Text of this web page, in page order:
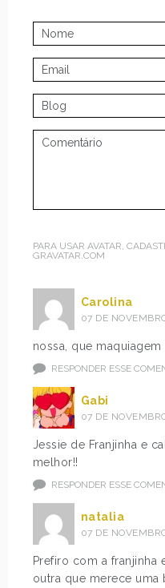
PARA USAR AVATAR,
GRAVATAR.COM
Carolina
07 DE
nossa, que maquiagem
RESPONDER ESSE
Gabi
07 DE
Jessie de Franjinha e
melhor!!
RESPONDER ESSE
natalia
07 DE
Prefiro com a franjinha
outra que merece uma